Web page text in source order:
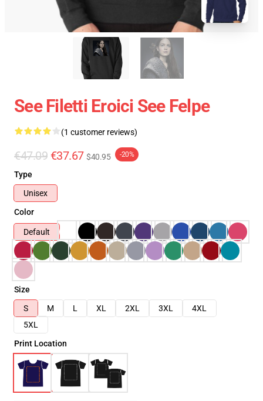
See Filetti Eroici See Felpe
(1 customer reviews)
€47.09 €37.67 $40.95 -20%
Type
Unisex
Color
Default
Size
S
M L XL 2XL 3XL
4XL
5XL
Print Location